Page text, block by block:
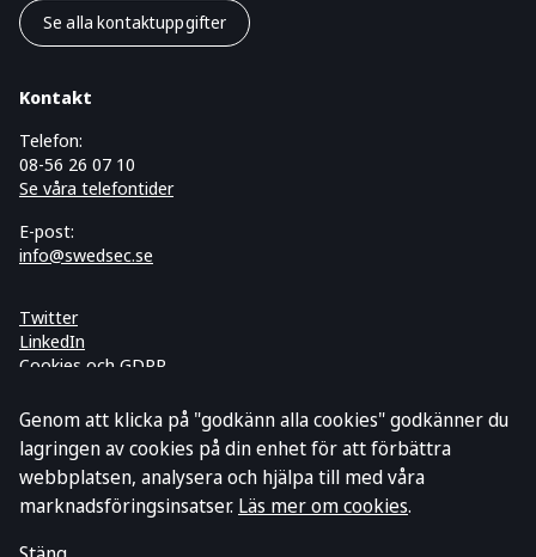
Se alla kontaktuppgifter
Kontakt
Telefon:
08-56 26 07 10
Se våra telefontider
E-post:
info@swedsec.se
Twitter
LinkedIn
Cookies och GDPR
Prenumerera på vårt nyhetsbrev
Genom att klicka på "godkänn alla cookies" godkänner du
lagringen av cookies på din enhet för att förbättra
webbplatsen, analysera och hjälpa till med våra
marknadsföringsinsatser. Läs mer om cookies.